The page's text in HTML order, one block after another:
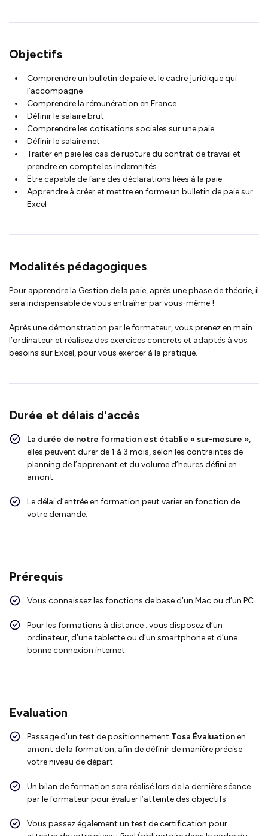
Objectifs
Comprendre un bulletin de paie et le cadre juridique qui
l’accompagne
Comprendre la rémunération en France
Définir le salaire brut
Comprendre les cotisations sociales sur une paie
Définir le salaire net
Traiter en paie les cas de rupture du contrat de travail et
prendre en compte les indemnités
Être capable de faire des déclarations liées à la paie
Apprendre à créer et mettre en forme un bulletin de paie sur
Excel
Modalités pédagogiques
Pour apprendre la Gestion de la paie, après une phase de théorie, il
sera indispensable de vous entraîner par vous-même !
Après une démonstration par le formateur, vous prenez en main
l’ordinateur et réalisez des exercices concrets et adaptés à vos
besoins sur Excel, pour vous exercer à la pratique.
Durée et délais d'accès
La durée de notre formation est établie « sur-mesure »,
elles peuvent durer de 1 à 3 mois, selon les contraintes de
planning de l’apprenant et du volume d’heures défini en
amont.
Le délai d’entrée en formation peut varier en fonction de
votre demande.
Prérequis
Vous connaissez les fonctions de base d’un Mac ou d’un PC.
Pour les formations à distance : vous disposez d’un
ordinateur, d’une tablette ou d’un smartphone et d’une
bonne connexion internet.
Evaluation
Passage d’un test de positionnement Tosa Évaluationen
amont de la formation, afin de définir de manière précise
votre niveau de départ.
Un bilan de formation sera réalisé lors de la dernière séance
par le formateur pour évaluer l’atteinte des objectifs.
Vous passez également un test de certification pour